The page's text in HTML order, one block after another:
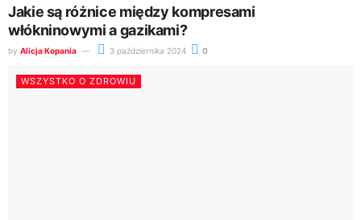
Jakie są różnice między kompresami
włókninowymi a gazikami?
by Alicja Kopania 3 października 2024 0
WSZYSTKO O ZDROWIU